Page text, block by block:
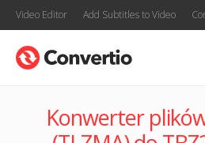
Video Editor Add Subtitles to Video
Konwerter